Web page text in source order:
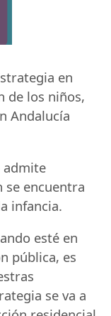
en
de los niños,
Andalucía
admite
se encuentra
infancia.
esté en
pública, es
se va a